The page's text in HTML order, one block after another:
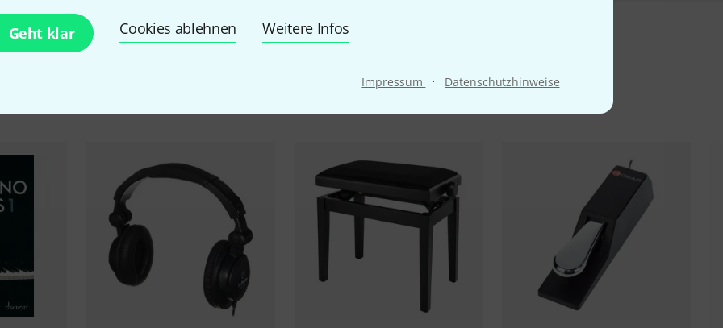
Geht klar Cookies ablehnen Weitere Infos
Impressum · Datenschutzhinweise
Zubehör & passende Artikel